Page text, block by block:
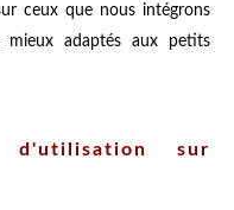
ceux que nous intégrons
adaptés aux petits
d'utilisation sur